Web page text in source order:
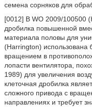
семена сорняков для
[0012] В WO 2009/100500
дробилка повышенной
материала половы для
(Harrington) использована
вращением в
лопасти вентилятора,
1989) для увеличения
клеточная дробилка
сложного привода с
направлениях и требует